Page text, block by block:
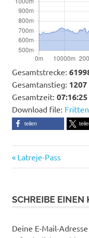
Gesamtstrecke:
Gesamtanstieg: 1207
Gesamtzeit: 07:16:25
Download file:
teilen
Dürsrütti-
i.E.
Vorheriger
Beitrag:
Latreje-Pass
SCHREIBE EINEN
Deine E-Mail-